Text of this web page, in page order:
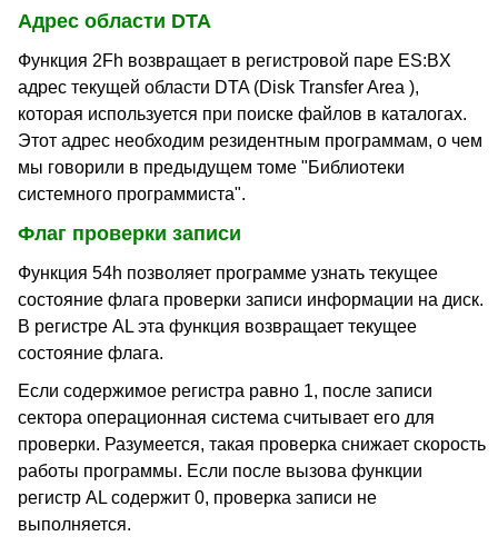
Адрес области DTA
Функция 2Fh возвращает в регистровой паре ES:BX
адрес текущей области DTA (Disk Transfer Area ),
которая используется при поиске файлов в каталогах.
Этот адрес необходим резидентным программам, о чем
мы говорили в предыдущем томе "Библиотеки
системного программиста".
Флаг проверки записи
Функция 54h позволяет программе узнать текущее
состояние флага проверки записи информации на диск.
В регистре AL эта функция возвращает текущее
состояние флага.
Если содержимое регистра равно 1, после записи
сектора операционная система считывает его для
проверки. Разумеется, такая проверка снижает скорость
работы программы. Если после вызова функции
регистр AL содержит 0, проверка записи не
выполняется.